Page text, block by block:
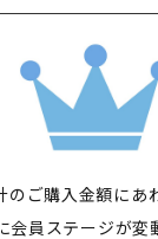
のご購入金額にあ
会員ステージが変